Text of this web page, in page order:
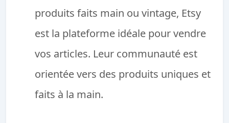
produits faits main ou vintage, Etsy
est la plateforme idéale pour vendre
vos articles. Leur communauté est
orientée vers des produits uniques et
faits à la main.